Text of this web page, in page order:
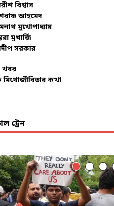
বিশ্বাস
আহমেদ
মুখোপাধ্যায়
মুখার্জি
সরকার
খবর
কথা
ট্রেন